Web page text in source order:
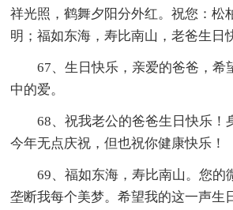
祥光照，鹤舞夕阳分外红。祝您：松
明；福如东海，寿比南山，老爸生日
67、生日快乐，亲爱的爸爸，希
中的爱。
68、祝我老公的爸爸生日快乐！
今年无点庆祝，但也祝你健康快乐！
69、福如东海，寿比南山。您的
垄断我每个美梦。希望我的这一声生